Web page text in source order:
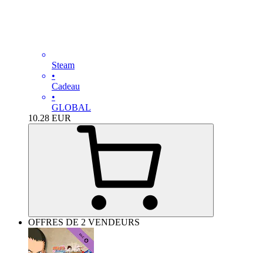
Steam
•
Cadeau
•
GLOBAL
10.28 EUR
OFFRES DE 2 VENDEURS